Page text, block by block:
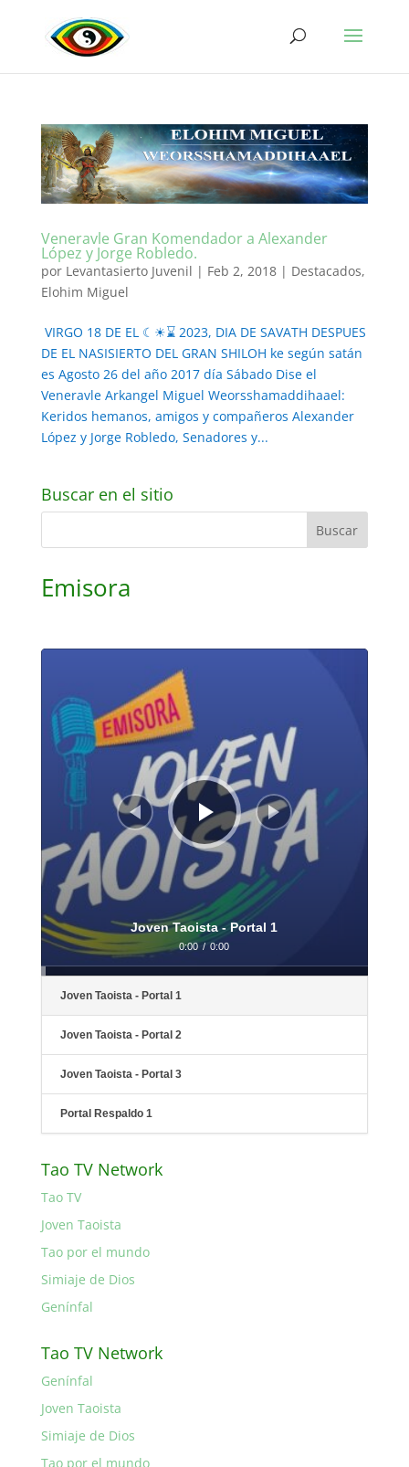
Veneravle Gran Komendador a Alexander
López y Jorge Robledo.
por Levantasierto Juvenil | Feb 2, 2018| Destacados,
Elohim Miguel
VIRGO 18 DE EL ☾☀⌛ 2023, DIA DE SAVATH DESPUES
DE EL NASISIERTO DEL GRAN SHILOH ke según satán
es Agosto 26 del año 2017 día Sábado Dise el
Veneravle Arkangel Miguel Weorsshamaddihaael:
Keridos hemanos, amigos y compañeros Alexander
López y Jorge Robledo, Senadores y...
Buscar en el sitio
Emisora
Reproductor
Joven Taoista - Portal 1
0:00 / 0:00
Joven Taoista - Portal 1
Joven Taoista - Portal 2
Joven Taoista - Portal 3
Portal Respaldo 1
Tao TV Network
Tao TV
Joven Taoista
Tao por el mundo
Simiaje de Dios
Genínfal
Tao TV Network
Genínfal
Joven Taoista
Simiaje de Dios
Tao por el mundo